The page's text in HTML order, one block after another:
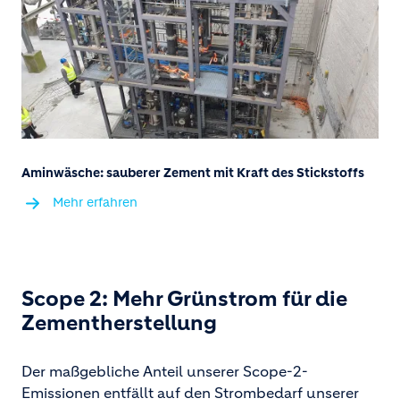
Aminwäsche: sauberer Zement mit Kraft des Stickstoffs
Mehr erfahren
Scope 2: Mehr Grünstrom für die
Zementherstellung
Der maßgebliche Anteil unserer Scope-2-
Emissionen entfällt auf den Strombedarf unserer